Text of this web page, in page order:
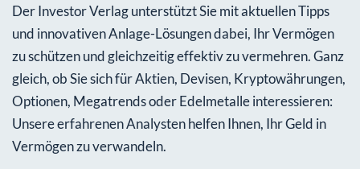
Der Investor Verlag unterstützt Sie mit aktuellen Tipps
und innovativen Anlage-Lösungen dabei, Ihr Vermögen
zu schützen und gleichzeitig effektiv zu vermehren. Ganz
gleich, ob Sie sich für Aktien, Devisen, Kryptowährungen,
Optionen, Megatrends oder Edelmetalle interessieren:
Unsere erfahrenen Analysten helfen Ihnen, Ihr Geld in
Vermögen zu verwandeln.